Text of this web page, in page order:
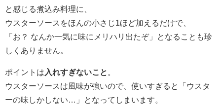
と感じる煮込み料理に、
ウスターソースをほんの小さじ1ほど加えるだけで、
「お？ なんか一気に味にメリハリ出たぞ」となることも珍
しくありません。
ポイントは 入れすぎないこと 。
ウスターソースは風味が強いので、使いすぎると「ウスタ
ーの味しかしない…」となってしまいます。